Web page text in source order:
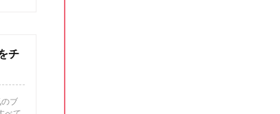
チ
ブ